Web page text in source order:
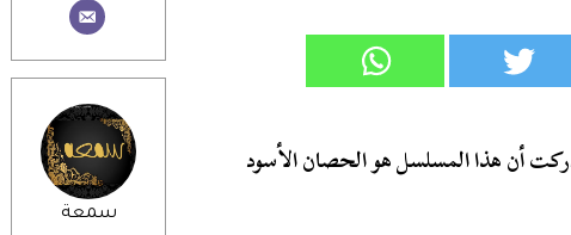
سمعة
أن هذا المسلسل هو الحصان الأسود